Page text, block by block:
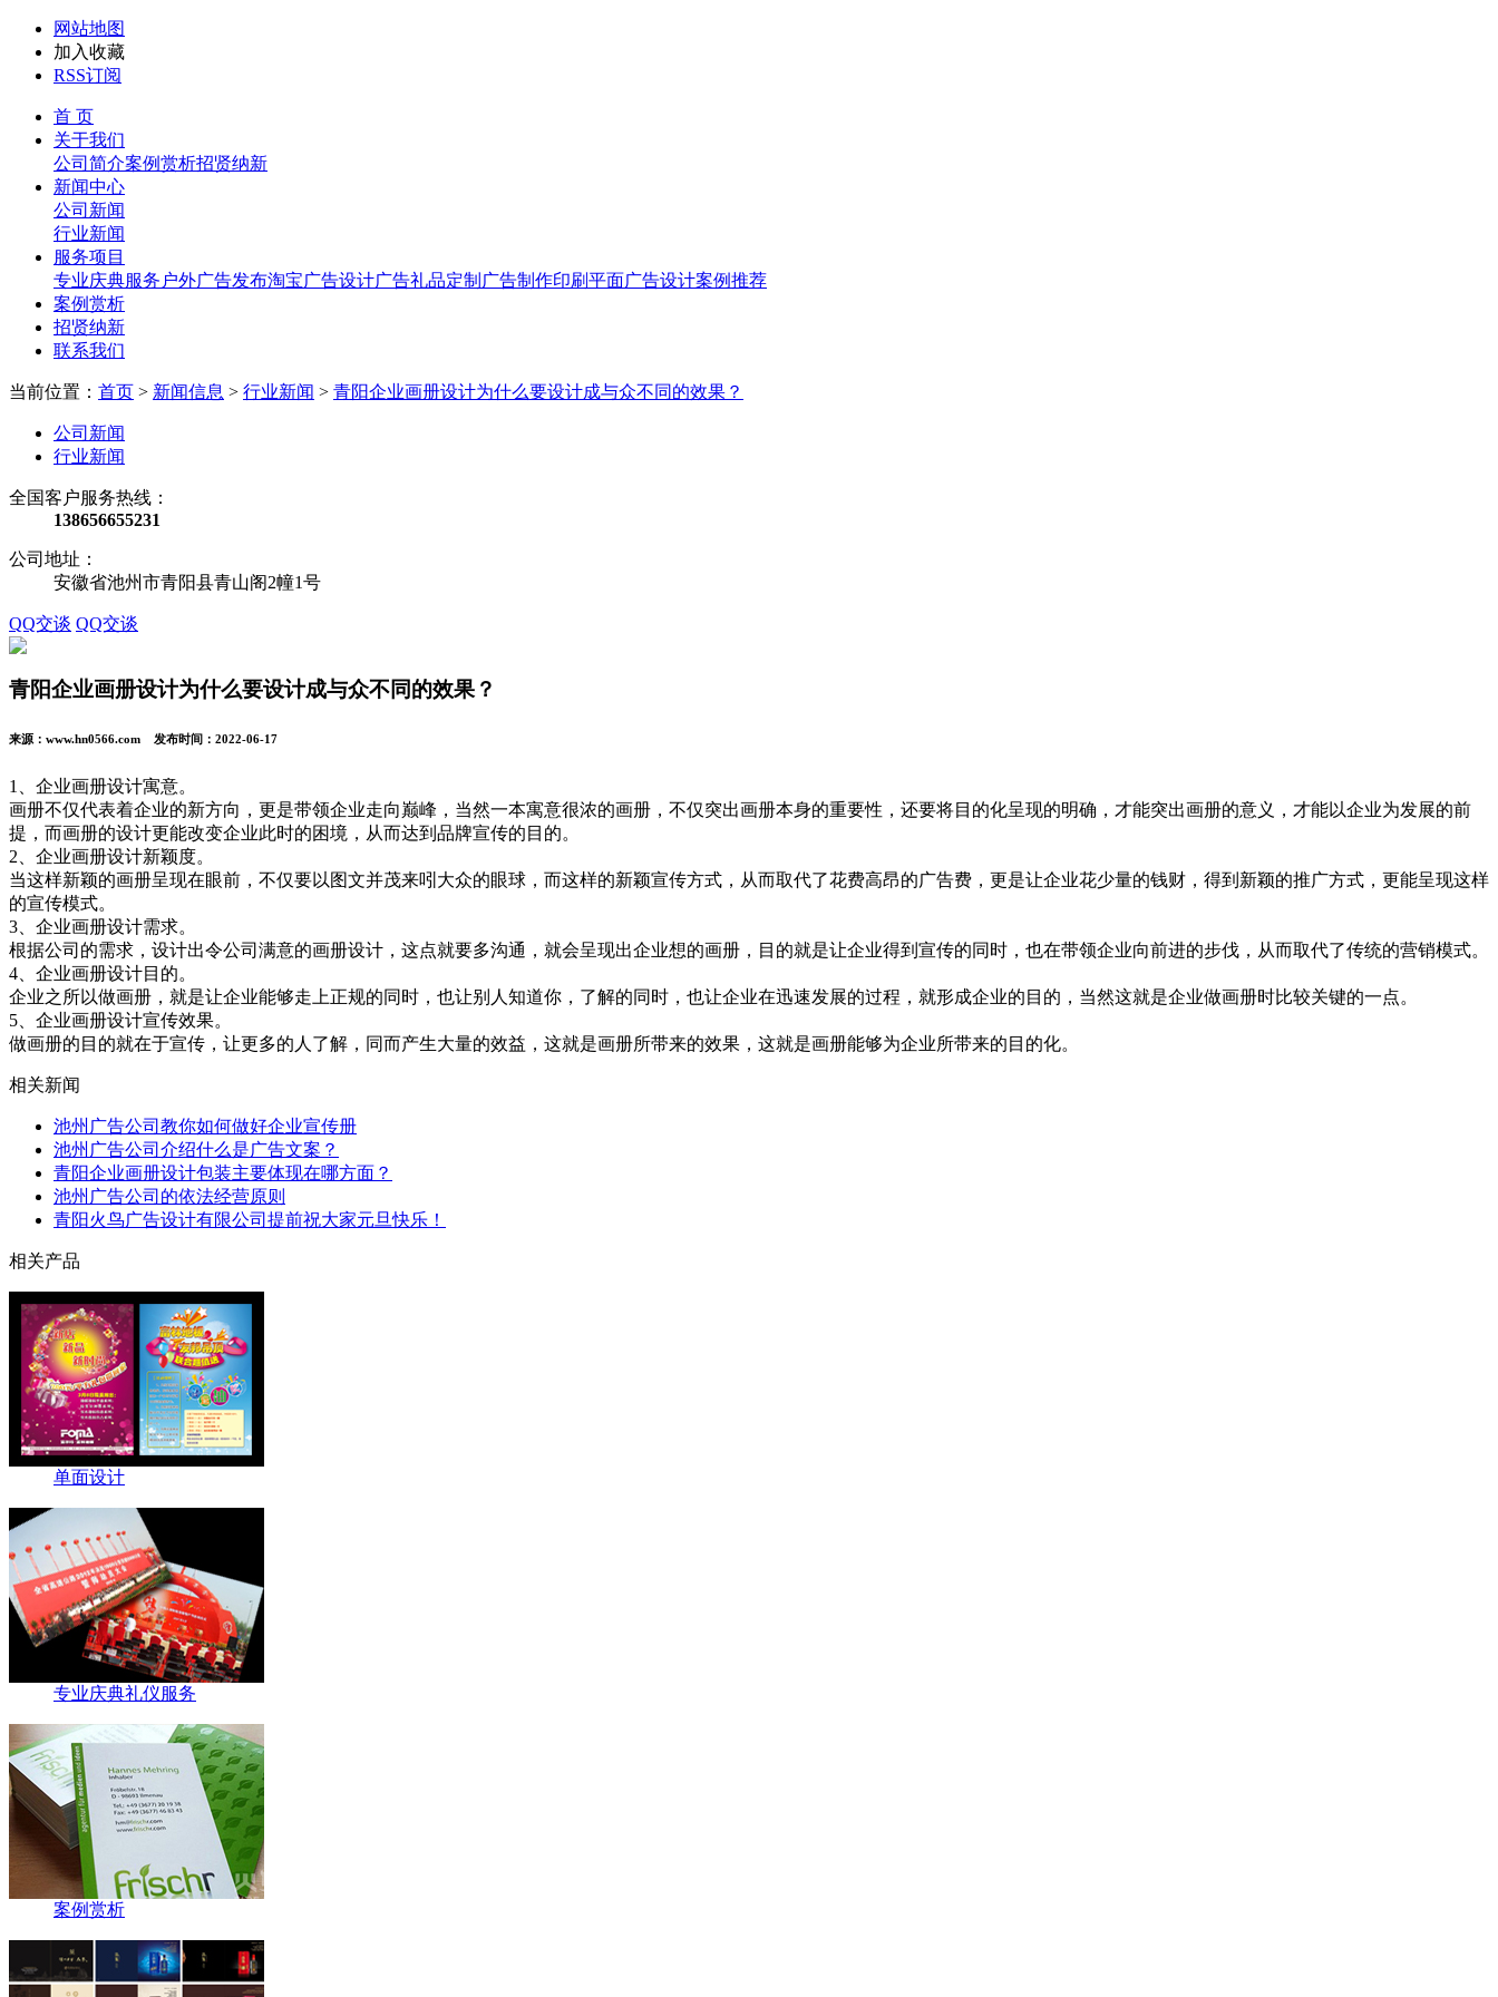
网站地图
加入收藏
RSS订阅
首 页
关于我们
公司简介案例赏析招贤纳新
新闻中心
公司新闻
行业新闻
服务项目
专业庆典服务 户外广告发布淘宝广告设计广告礼品定制 广告制作印刷平面广告设计案例推荐
案例赏析
招贤纳新
联系我们
当前位置： 首页 > 新闻信息 > 行业新闻 > 青阳企业画册设计为什么要设计成与众不同的效果？
公司新闻
行业新闻
全国客户服务热线：
138656655231
公司地址：
安徽省池州市青阳县青山阁2幢1号
QQ交谈 QQ交谈
青阳企业画册设计为什么要设计成与众不同的效果？
来源：www.hn0566.com 发布时间：2022-06-17
1、企业画册设计寓意。
画册不仅代表着企业的新方向，更是带领企业走向巅峰，当然一本寓意很浓的画册，不仅突出画册本身的重要性，还要将目的化呈现的明确，才能突出画册的意义，才能以企业为发展的前
提，而画册的设计更能改变企业此时的困境，从而达到品牌宣传的目的。
2、企业画册设计新颖度。
当这样新颖的画册呈现在眼前，不仅要以图文并茂来吲大众的眼球，而这样的新颖宣传方式，从而取代了花费高昂的广告费，更是让企业花少量的钱财，得到新颖的推广方式，更能呈现这样
的宣传模式。
3、企业画册设计需求。
根据公司的需求，设计出令公司满意的画册设计，这点就要多沟通，就会呈现出企业想的画册，目的就是让企业得到宣传的同时，也在带领企业向前进的步伐，从而取代了传统的营销模式。
4、企业画册设计目的。
企业之所以做画册，就是让企业能够走上正规的同时，也让别人知道你，了解的同时，也让企业在迅速发展的过程，就形成企业的目的，当然这就是企业做画册时比较关键的一点。
5、企业画册设计宣传效果。
做画册的目的就在于宣传，让更多的人了解，同而产生大量的效益，这就是画册所带来的效果，这就是画册能够为企业所带来的目的化。
相关新闻
池州广告公司教你如何做好企业宣传册
池州广告公司介绍什么是广告文案？
青阳企业画册设计包装主要体现在哪方面？
池州广告公司的依法经营原则
青阳火鸟广告设计有限公司提前祝大家元旦快乐！
相关产品
单面设计
专业庆典礼仪服务
案例赏析